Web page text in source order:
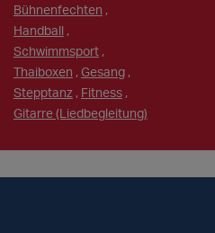
Bühnenfechten ,
Handball ,
Schwimmsport,
Thaiboxen ,Gesang,
Stepptanz , Fitness,
Gitarre (Liedbegleitung)